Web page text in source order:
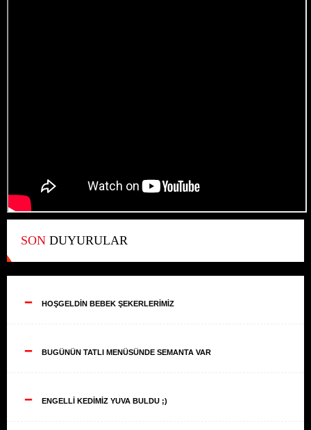
SON DUYURULAR
-- HOŞGELDİN BEBEK ŞEKERLERİMİZ
-- BUGÜNÜN TATLI MENÜSÜNDE SEMANTA VAR
-- ENGELLİ KEDİMİZ YUVA BULDU ;)